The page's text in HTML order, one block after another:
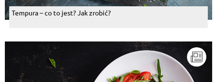
Tempura – co to jest? Jak zrobić?